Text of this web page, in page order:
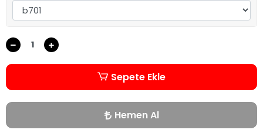
Sepete Ekle
Hemen Al